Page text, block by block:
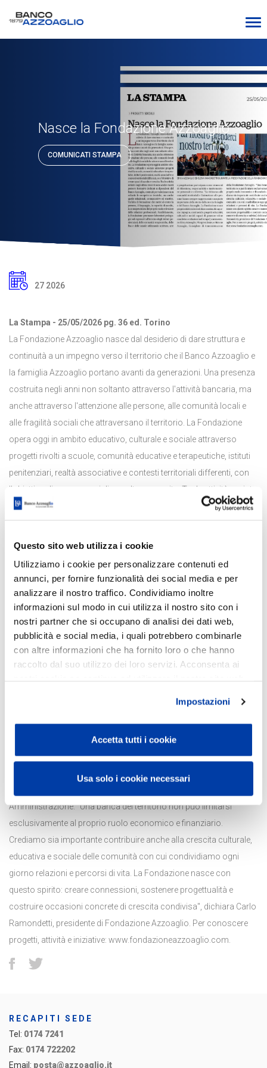
Questo sito web utilizza i cookie
Utilizziamo i cookie per personalizzare contenuti ed
annunci, per fornire funzionalità dei social media e per
analizzare il nostro traffico. Condividiamo inoltre
informazioni sul modo in cui utilizza il nostro sito con i
nostri partner che si occupano di analisi dei dati web,
pubblicità e social media, i quali potrebbero combinarle
con altre informazioni che ha fornito loro o che hanno
raccolto dal suo utilizzo dei loro servizi. Acconsenta ai
Impostazioni
Accetta tutti i cookie
Usa solo i cookie necessari
Nasce la Fondazione Azzoaglio
COMUNICATI STAMPA
27 2026
La Stampa - 25/05/2026 pg. 36 ed. Torino
La Fondazione Azzoaglio nasce dal desiderio di dare struttura e
continuità a un impegno verso il territorio che il Banco Azzoaglio e
la famiglia Azzoaglio portano avanti da generazioni. Una presenza
costruita negli anni non soltanto attraverso l'attività bancaria, ma
anche attraverso l'attenzione alle persone, alle comunità locali e
alle fragilità sociali che attraversano il territorio. La Fondazione
opera oggi in ambito educativo, culturale e sociale attraverso
progetti rivolti a scuole, comunità educative e terapeutiche, istituti
penitenziari, realtà associative e contesti territoriali differenti, con
l'obiettivo di creare spazi di ascolto e crescita. Tra le attività avviate
negli ultimi mesi vi sono anche nuovi percorsi formativi dedicati ai
consapevolezza del proprio ruolo e il valore delle relazioni
professionali. Parallelamente, la Fondazione promuove laboratori
pedagogici ed espressivi all'interno degli istituti penitenziari, delle
comunità terapeutiche, delle Rsa e delle scuole utilizzando
scrittura, arte e progettazione partecipata come strumenti di
hanno sempre rappresentato una parte importante della storia
della nostra famiglia e del Banco Azzoaglio. La Fondazione nasce
proprio dal desiderio di dare continuità a questo impegno,
costruendo progetti educativi, culturali e sociali capaci di generare
valore condiviso e relazioni nel tempo", commentano Erica
Amministrazione. "Una banca del territorio non può limitarsi
esclusivamente al proprio ruolo economico e finanziario.
Crediamo sia importante contribuire anche alla crescita culturale,
educativa e sociale delle comunità con cui condividiamo ogni
giorno relazioni e percorsi di vita. La Fondazione nasce con
questo spirito: creare connessioni, sostenere progettualità e
costruire occasioni concrete di crescita condivisa", dichiara Carlo
Ramondetti, presidente di Fondazione Azzoaglio. Per conoscere
progetti, attività e iniziative: www.fondazioneazzoaglio.com.
RECAPITI SEDE
Tel: 0174 7241
Fax: 0174 722202
Email: posta@azzoaglio.it